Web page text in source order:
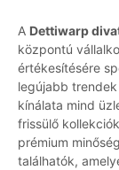
A Dettiwarp
központú
értékesítésére
legújabb
kínálata mind
frissülő
prémium
találhatók,